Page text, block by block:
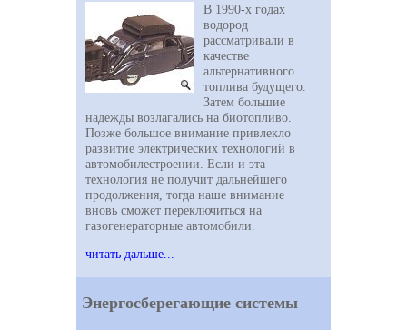
В 1990-х годах
водород
рассматривали в
качестве
альтернативного
топлива будущего.
Затем большие
надежды возлагались на биотопливо.
Позже большое внимание привлекло
развитие электрических технологий в
автомобилестроении. Если и эта
технология не получит дальнейшего
продолжения, тогда наше внимание
вновь сможет переключиться на
газогенераторные автомобили.
читать дальше...
Энергосберегающие системы